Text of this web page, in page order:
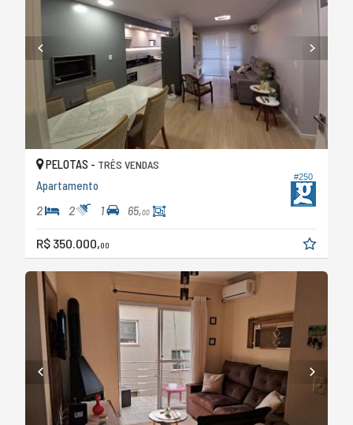
#250
PELOTAS - TRÊS VENDAS
Apartamento
2 2 1 65,00
R$ 350.000,00